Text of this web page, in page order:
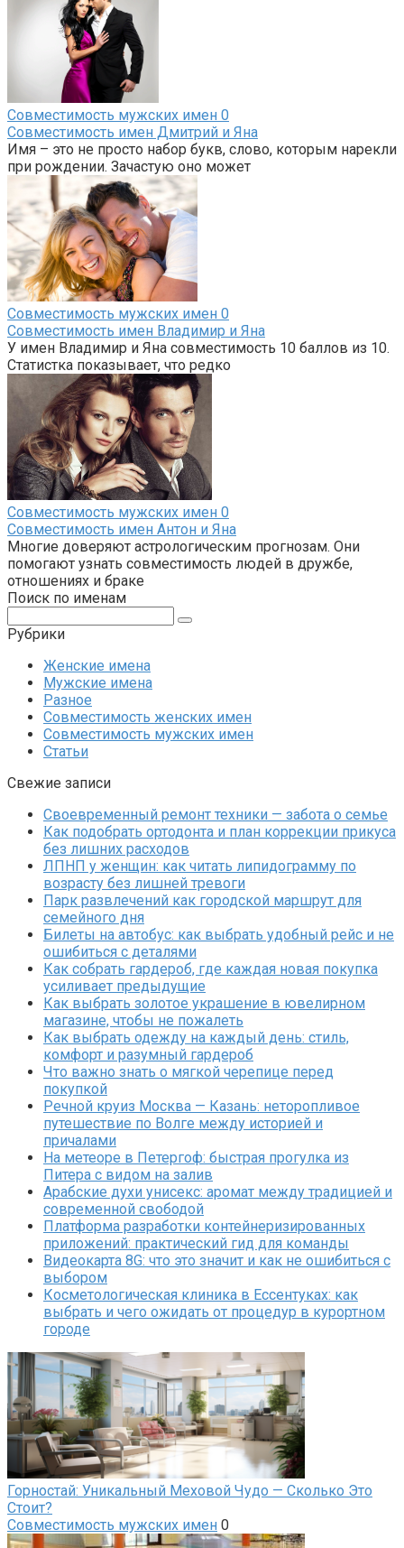
Совместимость мужских имен 0
Совместимость имен Дмитрий и Яна
Имя – это не просто набор букв, слово, которым нарекли
при рождении. Зачастую оно может
Совместимость мужских имен 0
Совместимость имен Владимир и Яна
У имен Владимир и Яна совместимость 10 баллов из 10.
Статистка показывает, что редко
Совместимость мужских имен 0
Совместимость имен Антон и Яна
Многие доверяют астрологическим прогнозам. Они
помогают узнать совместимость людей в дружбе,
отношениях и браке
Поиск по именам
Рубрики
Женские имена
Мужские имена
Разное
Совместимость женских имен
Совместимость мужских имен
Статьи
Свежие записи
Своевременный ремонт техники — забота о семье
Как подобрать ортодонта и план коррекции прикуса
без лишних расходов
ЛПНП у женщин: как читать липидограмму по
возрасту без лишней тревоги
Парк развлечений как городской маршрут для
семейного дня
Билеты на автобус: как выбрать удобный рейс и не
ошибиться с деталями
Как собрать гардероб, где каждая новая покупка
усиливает предыдущие
Как выбрать золотое украшение в ювелирном
магазине, чтобы не пожалеть
Как выбрать одежду на каждый день: стиль,
комфорт и разумный гардероб
Что важно знать о мягкой черепице перед
покупкой
Речной круиз Москва — Казань: неторопливое
путешествие по Волге между историей и
причалами
На метеоре в Петергоф: быстрая прогулка из
Питера с видом на залив
Арабские духи унисекс: аромат между традицией и
современной свободой
Платформа разработки контейнеризированных
приложений: практический гид для команды
Видеокарта 8G: что это значит и как не ошибиться с
выбором
Косметологическая клиника в Ессентуках: как
выбрать и чего ожидать от процедур в курортном
городе
Горностай: Уникальный Меховой Чудо — Сколько Это
Стоит?
Совместимость мужских имен 0